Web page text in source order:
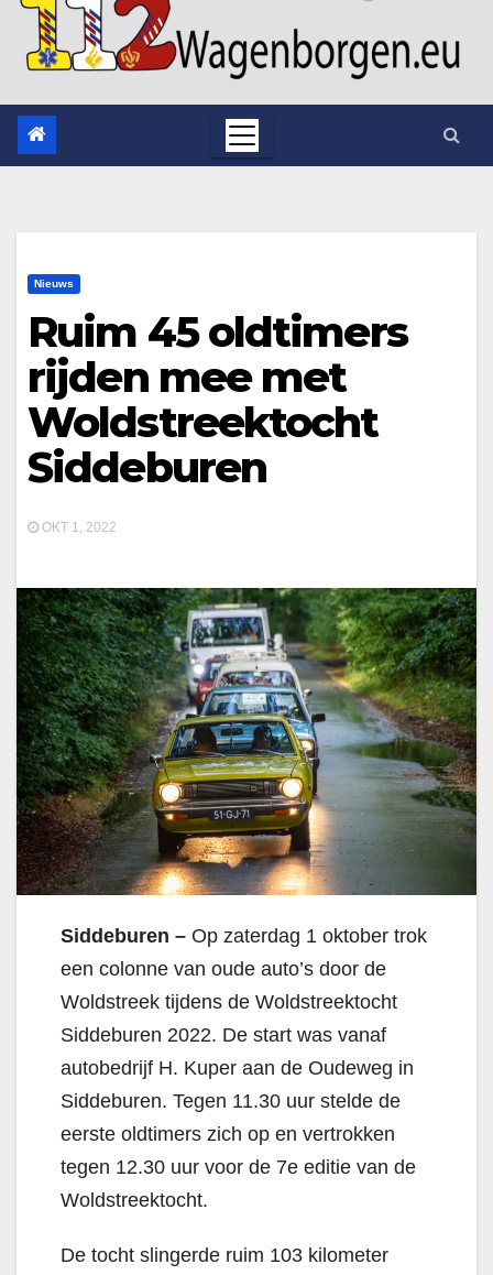
Nieuws
Ruim 45 oldtimers
rijden mee met
Woldstreektocht
Siddeburen
OKT 1, 2022
Siddeburen – Op zaterdag 1 oktober trok
een colonne van oude auto’s door de
Woldstreek tijdens de Woldstreektocht
Siddeburen 2022. De start was vanaf
autobedrijf H. Kuper aan de Oudeweg in
Siddeburen. Tegen 11.30 uur stelde de
eerste oldtimers zich op en vertrokken
tegen 12.30 uur voor de 7e editie van de
Woldstreektocht.
De tocht slingerde ruim 103 kilometer